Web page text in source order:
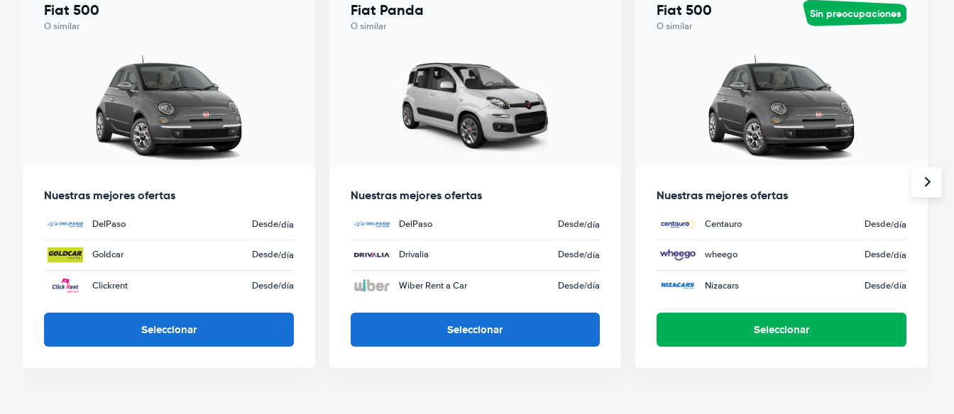
Fiat 500
O similar
Nuestras mejores ofertas
DelPaso Desde/día
Goldcar Desde/día
Clickrent Desde/día
Seleccionar
Fiat Panda
O similar
Nuestras mejores ofertas
DelPaso Desde/día
Drivalia Desde/día
Wiber Rent a Car Desde/día
Seleccionar
Fiat 500
O similar
Sin preocupaciones
Nuestras mejores ofertas
Centauro Desde/día
wheego Desde/día
Nizacars Desde/día
Seleccionar